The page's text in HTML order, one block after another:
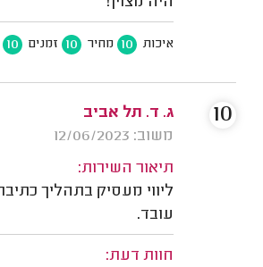
איכות 10 מחיר 10 זמנים 10
ג. ד. תל אביב
משוב: 12/06/2023
תיאור השירות:
ליווי מעסיק בתהליך
עובד.
חוות דעת:
10